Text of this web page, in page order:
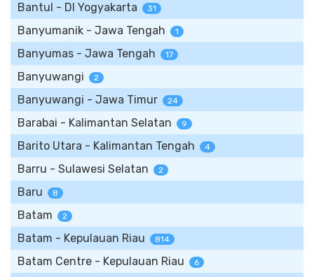
Bantul - DI Yogyakarta 31
Banyumanik - Jawa Tengah 1
Banyumas - Jawa Tengah 17
Banyuwangi 2
Banyuwangi - Jawa Timur 24
Barabai - Kalimantan Selatan 9
Barito Utara - Kalimantan Tengah 4
Barru - Sulawesi Selatan 2
Baru 8
Batam 2
Batam - Kepulauan Riau 814
Batam Centre - Kepulauan Riau 6